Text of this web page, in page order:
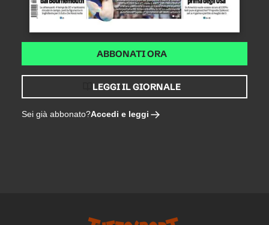
ABBONATI ORA
LEGGI IL GIORNALE
Sei già abbonato?Accedi e leggi